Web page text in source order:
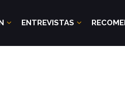
ENTREVISTAS